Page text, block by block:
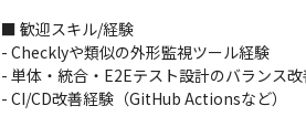
■ 歓迎スキル/経験
- Checklyや類似の外形監視ツール経験
- 単体・統合・E2Eテスト設計のバランス
- CI/CD改善経験（GitHub Actionsなど）